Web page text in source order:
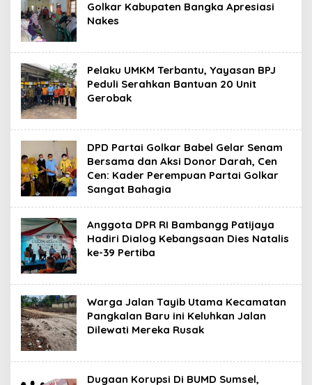
Golkar Kabupaten Bangka Apresiasi
Nakes
Pelaku UMKM Terbantu, Yayasan BPJ
Peduli Serahkan Bantuan 20 Unit
Gerobak
DPD Partai Golkar Babel Gelar Senam
Bersama dan Aksi Donor Darah, Cen
Cen: Kader Perempuan Partai Golkar
Sangat Bahagia
Anggota DPR RI Bambangg Patijaya
Hadiri Dialog Kebangsaan Dies Natalis
ke-39 Pertiba
Warga Jalan Tayib Utama Kecamatan
Pangkalan Baru ini Keluhkan Jalan
Dilewati Mereka Rusak
Dugaan Korupsi Di BUMD Sumsel,